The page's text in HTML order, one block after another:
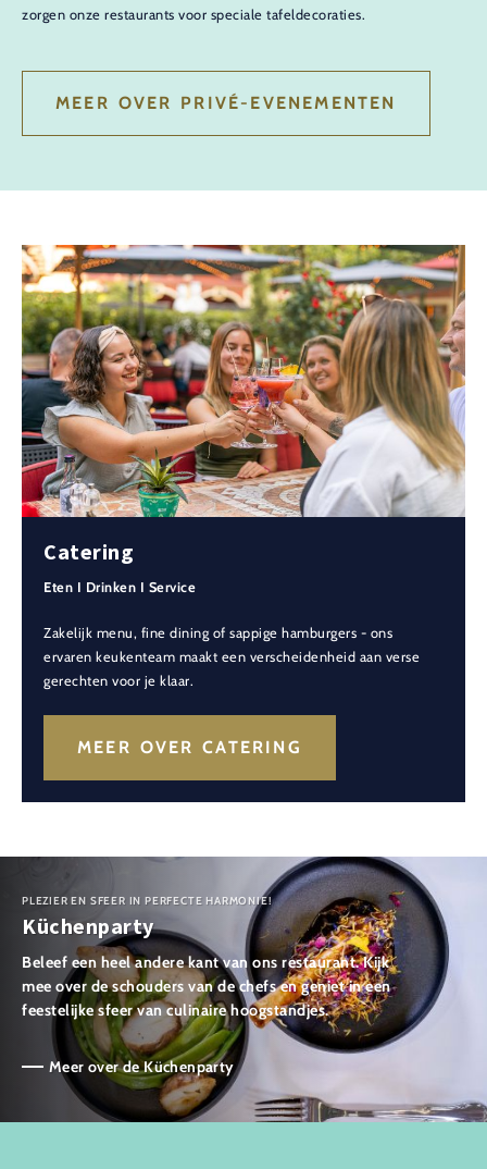
zorgen onze restaurants voor speciale tafeldecoraties.
MEER OVER PRIVÉ-EVENEMENTEN
Catering
Eten I Drinken I Service
Zakelijk menu, fine dining of sappige hamburgers - ons
ervaren keukenteam maakt een verscheidenheid aan verse
gerechten voor je klaar.
MEER OVER CATERING
PLEZIER EN SFEER IN PERFECTE HARMONIE!
Küchenparty
Beleef een heel andere kant van ons restaurant. Kijk
mee over de schouders van de chefs en geniet in een
feestelijke sfeer van culinaire hoogstandjes.
Meer over de Küchenparty